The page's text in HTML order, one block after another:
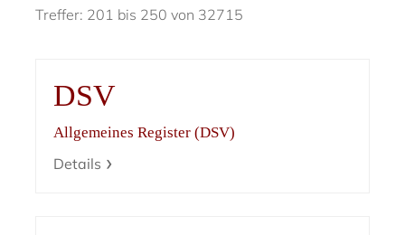
Treffer: 201 bis 250 von 32715
DSV
Allgemeines Register (DSV)
Details